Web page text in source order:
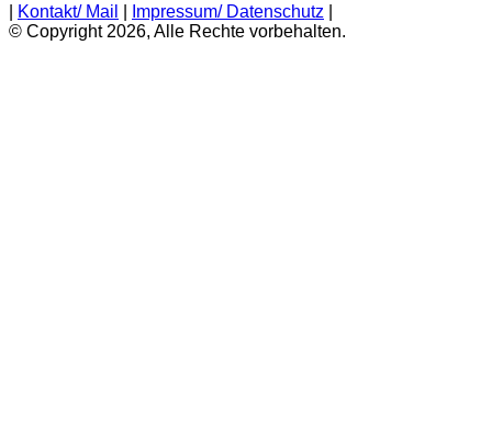
Kontakt/ Mail Impressum/ Datenschutz
© Copyright 2026, Alle Rechte vorbehalten.